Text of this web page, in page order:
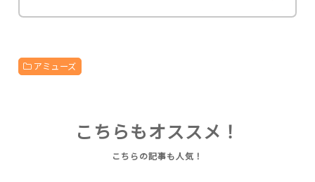
アミューズ
こちらもオススメ！